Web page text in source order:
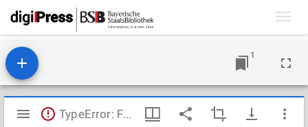
1
Mirador
TypeError: Failed to fetch